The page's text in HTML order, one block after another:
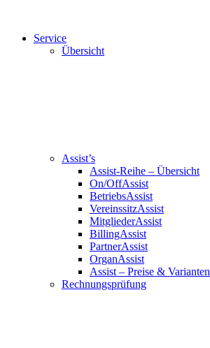
Service
Übersicht
Assist’s
Assist-Reihe – Übersicht
On/OffAssist
BetriebsAssist
VereinssitzAssist
MitgliederAssist
BillingAssist
PartnerAssist
OrganAssist
Assist – Preise & Varianten
Rechnungsprüfung